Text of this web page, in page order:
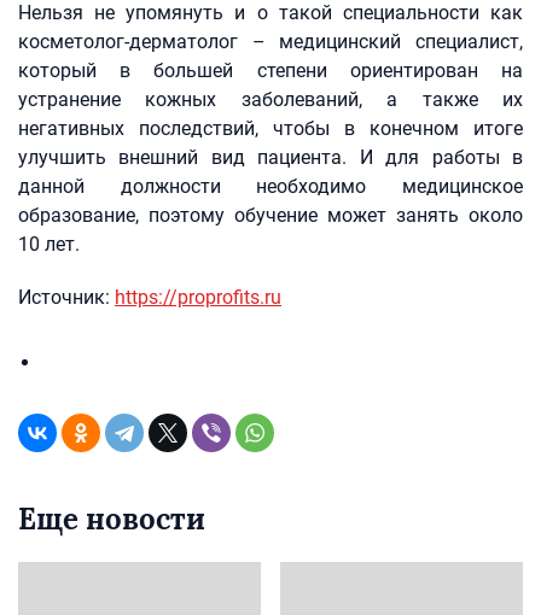
Нельзя не упомянуть и о такой специальности как
косметолог-дерматолог – медицинский специалист,
который в большей степени ориентирован на
устранение кожных заболеваний, а также их
негативных последствий, чтобы в конечном итоге
улучшить внешний вид пациента. И для работы в
данной должности необходимо медицинское
образование, поэтому обучение может занять около
10 лет.
Источник: https://proprofits.ru
Еще новости